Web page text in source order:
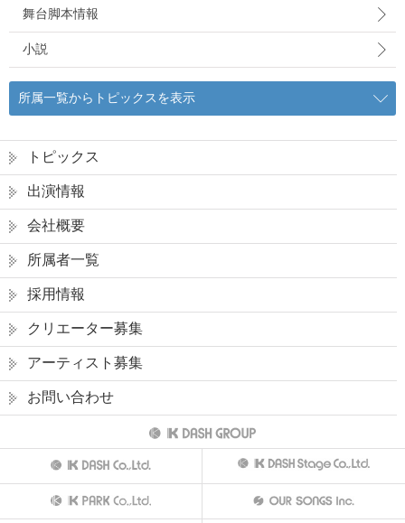
舞台脚本情報
小説
所属一覧からトピックスを表示
トピックス
出演情報
会社概要
所属者一覧
採用情報
クリエーター募集
アーティスト募集
お問い合わせ